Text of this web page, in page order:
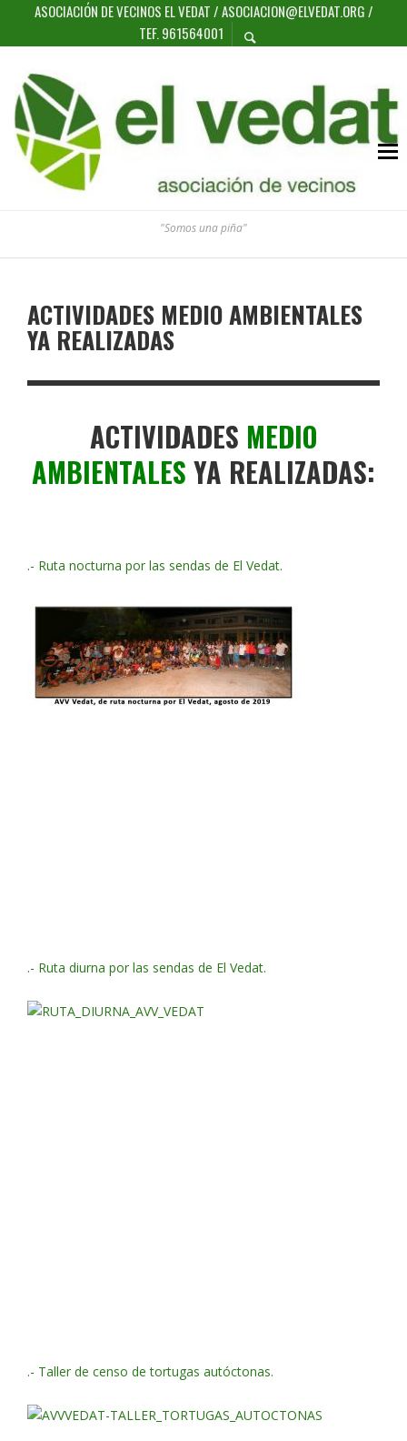
ASOCIACIÓN DE VECINOS EL VEDAT / ASOCIACION@ELVEDAT.ORG /
TEF. 961564001
"Somos una piña"
ACTIVIDADES MEDIO AMBIENTALES
YA REALIZADAS
ACTIVIDADES MEDIO
AMBIENTALES YA REALIZADAS:
.- Ruta nocturna por las sendas de El Vedat.
.- Ruta diurna por las sendas de El Vedat.
.- Taller de censo de tortugas autóctonas.